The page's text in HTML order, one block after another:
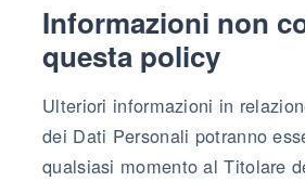
Informazioni non
questa policy
Ulteriori informazioni in
dei Dati Personali potranno
qualsiasi momento al Titolare